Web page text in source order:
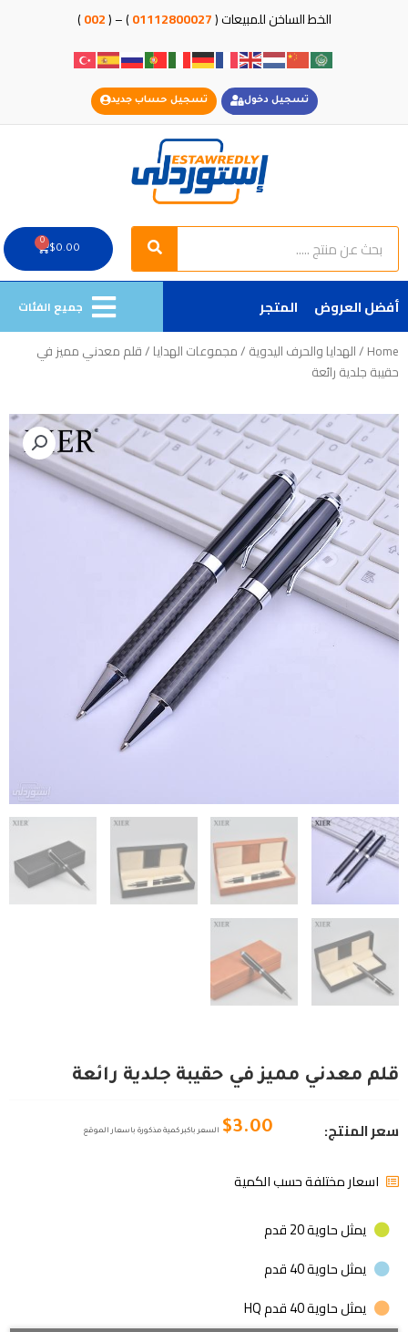
الخط الساخن للمبيعات (01112800027
) – (
002
)
تسجيل دخول تسجيل حساب جديد
Search
Search
$0.00
0
Cart
أفضل العروض المتجر جميع الفئات
Home
/الهدايا والحرف اليدوية /مجموعات الهدايا / قلم معدني مميز في
حقيبة جلدية رائعة
قلم معدني مميز في حقيبة جلدية رائعة
سعر المنتج: $3.00 السعر باكبر كمية مذكورة باسعار الموقع
اسعار مختلفة حسب الكمية
يمثل حاوية 20 قدم
يمثل حاوية 40 قدم
يمثل حاوية 40 قدم HQ